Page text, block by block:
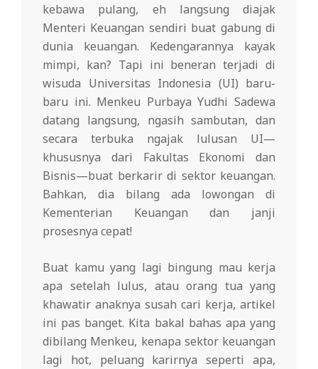
kebawa pulang, eh langsung diajak
Menteri Keuangan sendiri buat gabung di
dunia keuangan. Kedengarannya kayak
mimpi, kan? Tapi ini beneran terjadi di
wisuda Universitas Indonesia (UI) baru-
baru ini. Menkeu Purbaya Yudhi Sadewa
datang langsung, ngasih sambutan, dan
secara terbuka ngajak lulusan UI—
khususnya dari Fakultas Ekonomi dan
Bisnis—buat berkarir di sektor keuangan.
Bahkan, dia bilang ada lowongan di
Kementerian Keuangan dan janji
prosesnya cepat!
Buat kamu yang lagi bingung mau kerja
apa setelah lulus, atau orang tua yang
khawatir anaknya susah cari kerja, artikel
ini pas banget. Kita bakal bahas apa yang
dibilang Menkeu, kenapa sektor keuangan
lagi hot, peluang karirnya seperti apa,